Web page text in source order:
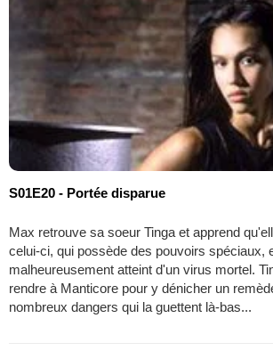
S01E20 - Portée disparue
Max retrouve sa soeur Tinga et apprend
celui-ci, qui possède des pouvoirs spéciaux,
malheureusement atteint d'un virus mortel.
rendre à Manticore pour y dénicher un
nombreux dangers qui la guettent là-bas...